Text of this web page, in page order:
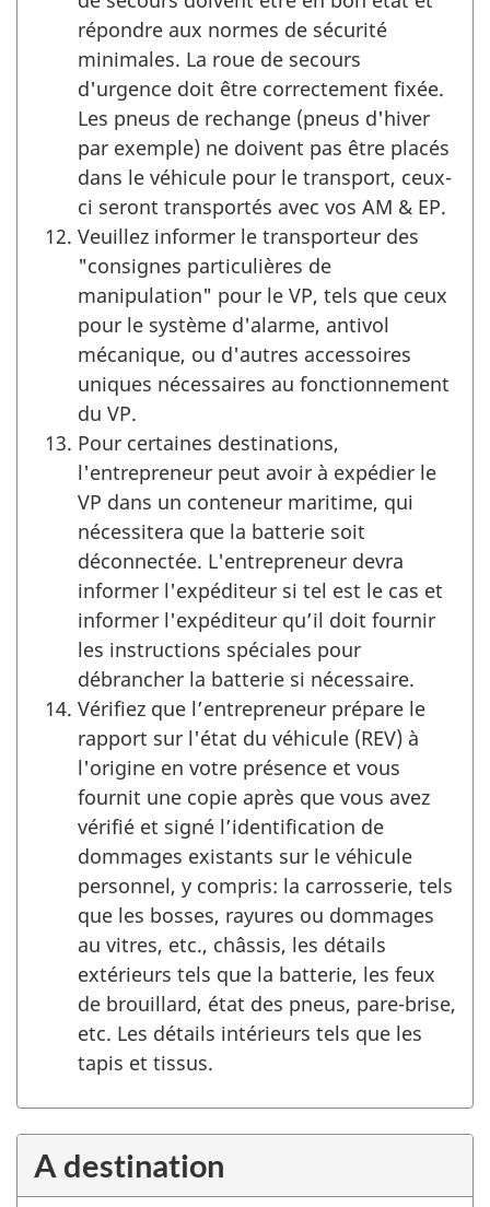
répondre aux normes de sécurité
minimales. La roue de secours
d'urgence doit être correctement fixée.
Les pneus de rechange (pneus d'hiver
par exemple) ne doivent pas être placés
dans le véhicule pour le transport, ceux-
ci seront transportés avec vos AM & EP.
Veuillez informer le transporteur des
"consignes particulières de
manipulation" pour le VP, tels que ceux
pour le système d'alarme, antivol
mécanique, ou d'autres accessoires
uniques nécessaires au fonctionnement
du VP.
Pour certaines destinations,
l'entrepreneur peut avoir à expédier le
VP dans un conteneur maritime, qui
nécessitera que la batterie soit
déconnectée. L'entrepreneur devra
informer l'expéditeur si tel est le cas et
informer l'expéditeur qu’il doit fournir
les instructions spéciales pour
débrancher la batterie si nécessaire.
Vérifiez que l’entrepreneur prépare le
rapport sur l'état du véhicule (REV) à
l'origine en votre présence et vous
fournit une copie après que vous avez
vérifié et signé l’identification de
dommages existants sur le véhicule
personnel, y compris: la carrosserie, tels
que les bosses, rayures ou dommages
au vitres, etc., châssis, les détails
extérieurs tels que la batterie, les feux
de brouillard, état des pneus, pare-brise,
etc. Les détails intérieurs tels que les
tapis et tissus.
A destination